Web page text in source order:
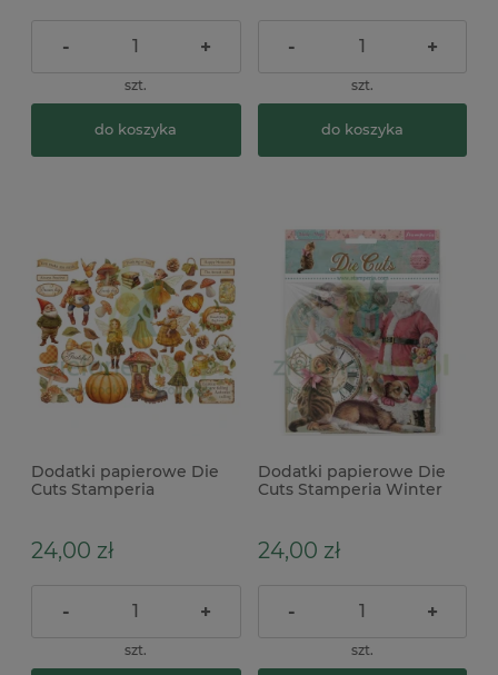
- +
szt.
do koszyka
- +
szt.
do koszyka
Dodatki papierowe Die
Cuts Stamperia
24,00 zł
- +
szt.
Dodatki papierowe Die
Cuts Stamperia Winter
24,00 zł
- +
szt.